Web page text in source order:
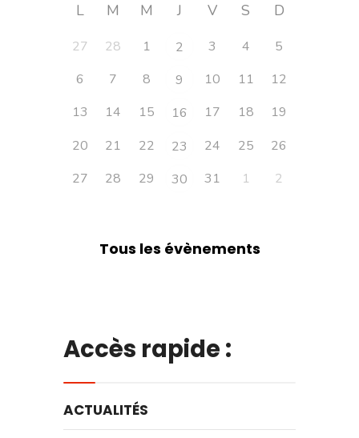
L M M J V S D
27 28 1 2 3 4
5
6
7 8 9 10 11
12
13
14 15 16 17 18
19
20
21 22 23 24 25
26
27
28 29 30 31 1 2
Tous les évènements
Accès rapide :
ACTUALITÉS